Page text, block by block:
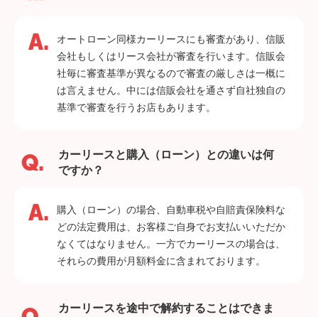
オートローン同様カーリースにも審査があり、信販
会社もしくはリース会社が審査を行います。信販会
社毎に審査基準が異なるので審査の厳しさは一概に
は言えません。中には信販会社を通さず自社独自の
基準で審査を行うお店もあります。
カーリースと購入（ローン）との違いは何
ですか？
購入（ローン）の場合、自動車税や自賠責保険料な
どの法定費用は、お客様ご自身でお支払いいただか
なくてはなりません。一方でカーリースの場合は、
それらの費用が月額料金に含まれております。
カーリースを途中で解約することはできま